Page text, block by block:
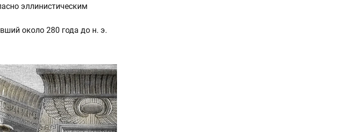
эллинистическим
около 280 года до н. э.